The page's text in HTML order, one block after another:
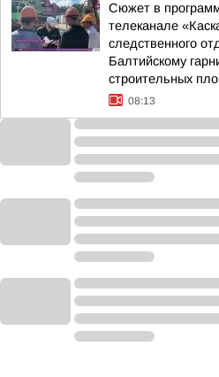
Сюжет в
телеканале
следственного
Балтийскому
строительных
08:13